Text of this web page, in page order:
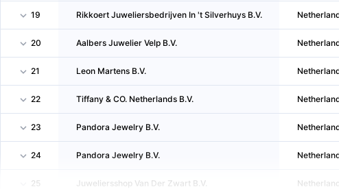
19 Rikkoert Juweliersbedrijven In 't Silverhuys B.V.
20 Aalbers Juwelier Velp B.V.
21 Leon Martens B.V.
22 Tiffany & CO. Netherlands B.V.
23 Pandora Jewelry B.V.
24 Pandora Jewelry B.V.
25 Juweliersshop Van Der Zwart B.V.